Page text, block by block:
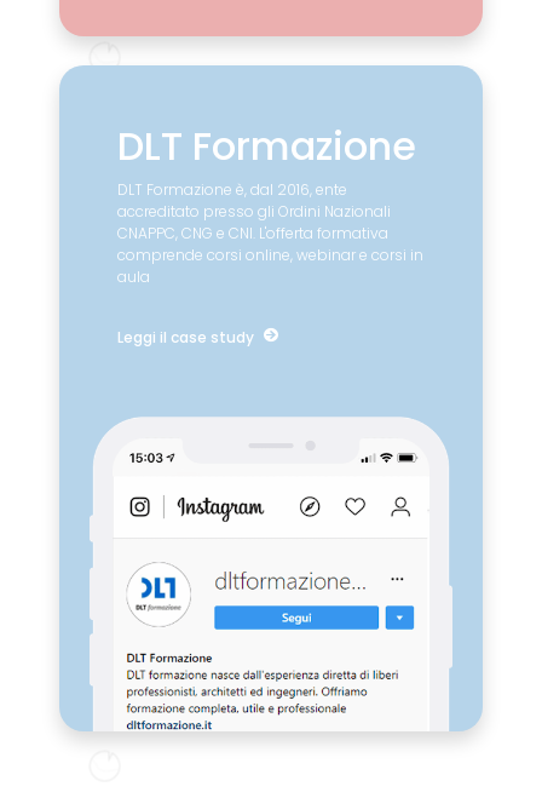
DLT Formazione
DLT Formazione è, dal 2016, ente
accreditato presso gli Ordini Nazionali
CNAPPC, CNG e CNI. L'offerta formativa
comprende corsi online, webinar e corsi in
aula
Leggi il case study